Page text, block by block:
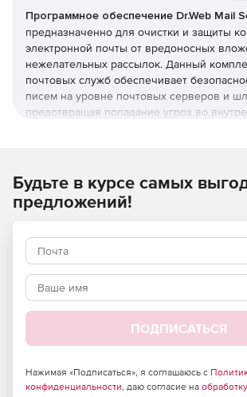
Программное обеспечение Dr.Web Mail
предназначенно для очистки и защиты
электронной почты от вредоносных
нежелательных рассылок. Данный
почтовых служб обеспечивает
писем на уровне почтовых серверов и
предотвращая попадание угроз во
Преимущества Dr.Web
Security Suite
Возможность использования в
продукт полностью отвечает
российского законодательства и
сертификатами соответствия ФСТЭК
настройке в зависимости от
Будьте в курсе самых
предложений!
ПОДПИСАТЬСЯ
Нажимая «Подписаться», я соглашаюсь с
конфиденциальности, даю согласие на